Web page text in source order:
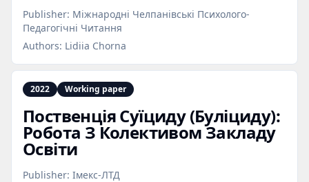
Publisher: Міжнародні Челпанівські Психолого-
Педагогічні Читання
Authors: Lidiia Chorna
2022 Working paper
Поственція Суїциду (Буліциду):
Робота З Колективом Закладу
Освіти
Publisher: Імекс-ЛТД